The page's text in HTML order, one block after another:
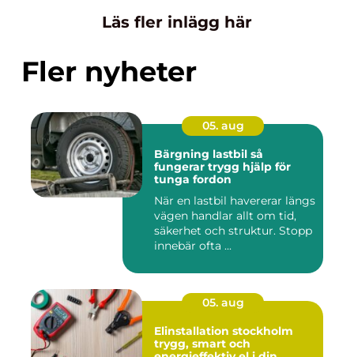
Läs fler inlägg här
Fler nyheter
05. aug
Bärgning lastbil så
fungerar trygg hjälp för
tunga fordon
När en lastbil havererar längs
vägen handlar allt om tid,
säkerhet och struktur. Stopp
innebär ofta ...
05. aug
Elinstallation stockholm
trygg, smart och